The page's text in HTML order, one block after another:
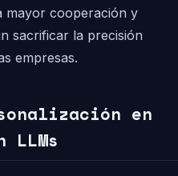
mayor cooperación y
sacrificar la precisión
empresas.
en